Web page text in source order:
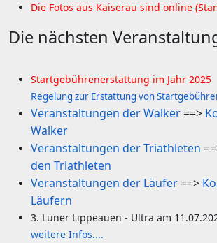
Die Fotos aus Kaiserau sind online
Die nächsten
Startgebührenerstattung im Jahr 2025
Regelung zur Erstattung von
Veranstaltungen der Walker==>
Walker
Veranstaltungen der Triathleten
den Triathleten
Veranstaltungen der Läufer==>
Läufern
3. Lüner Lippeauen - Ultra am
weitere Infos....